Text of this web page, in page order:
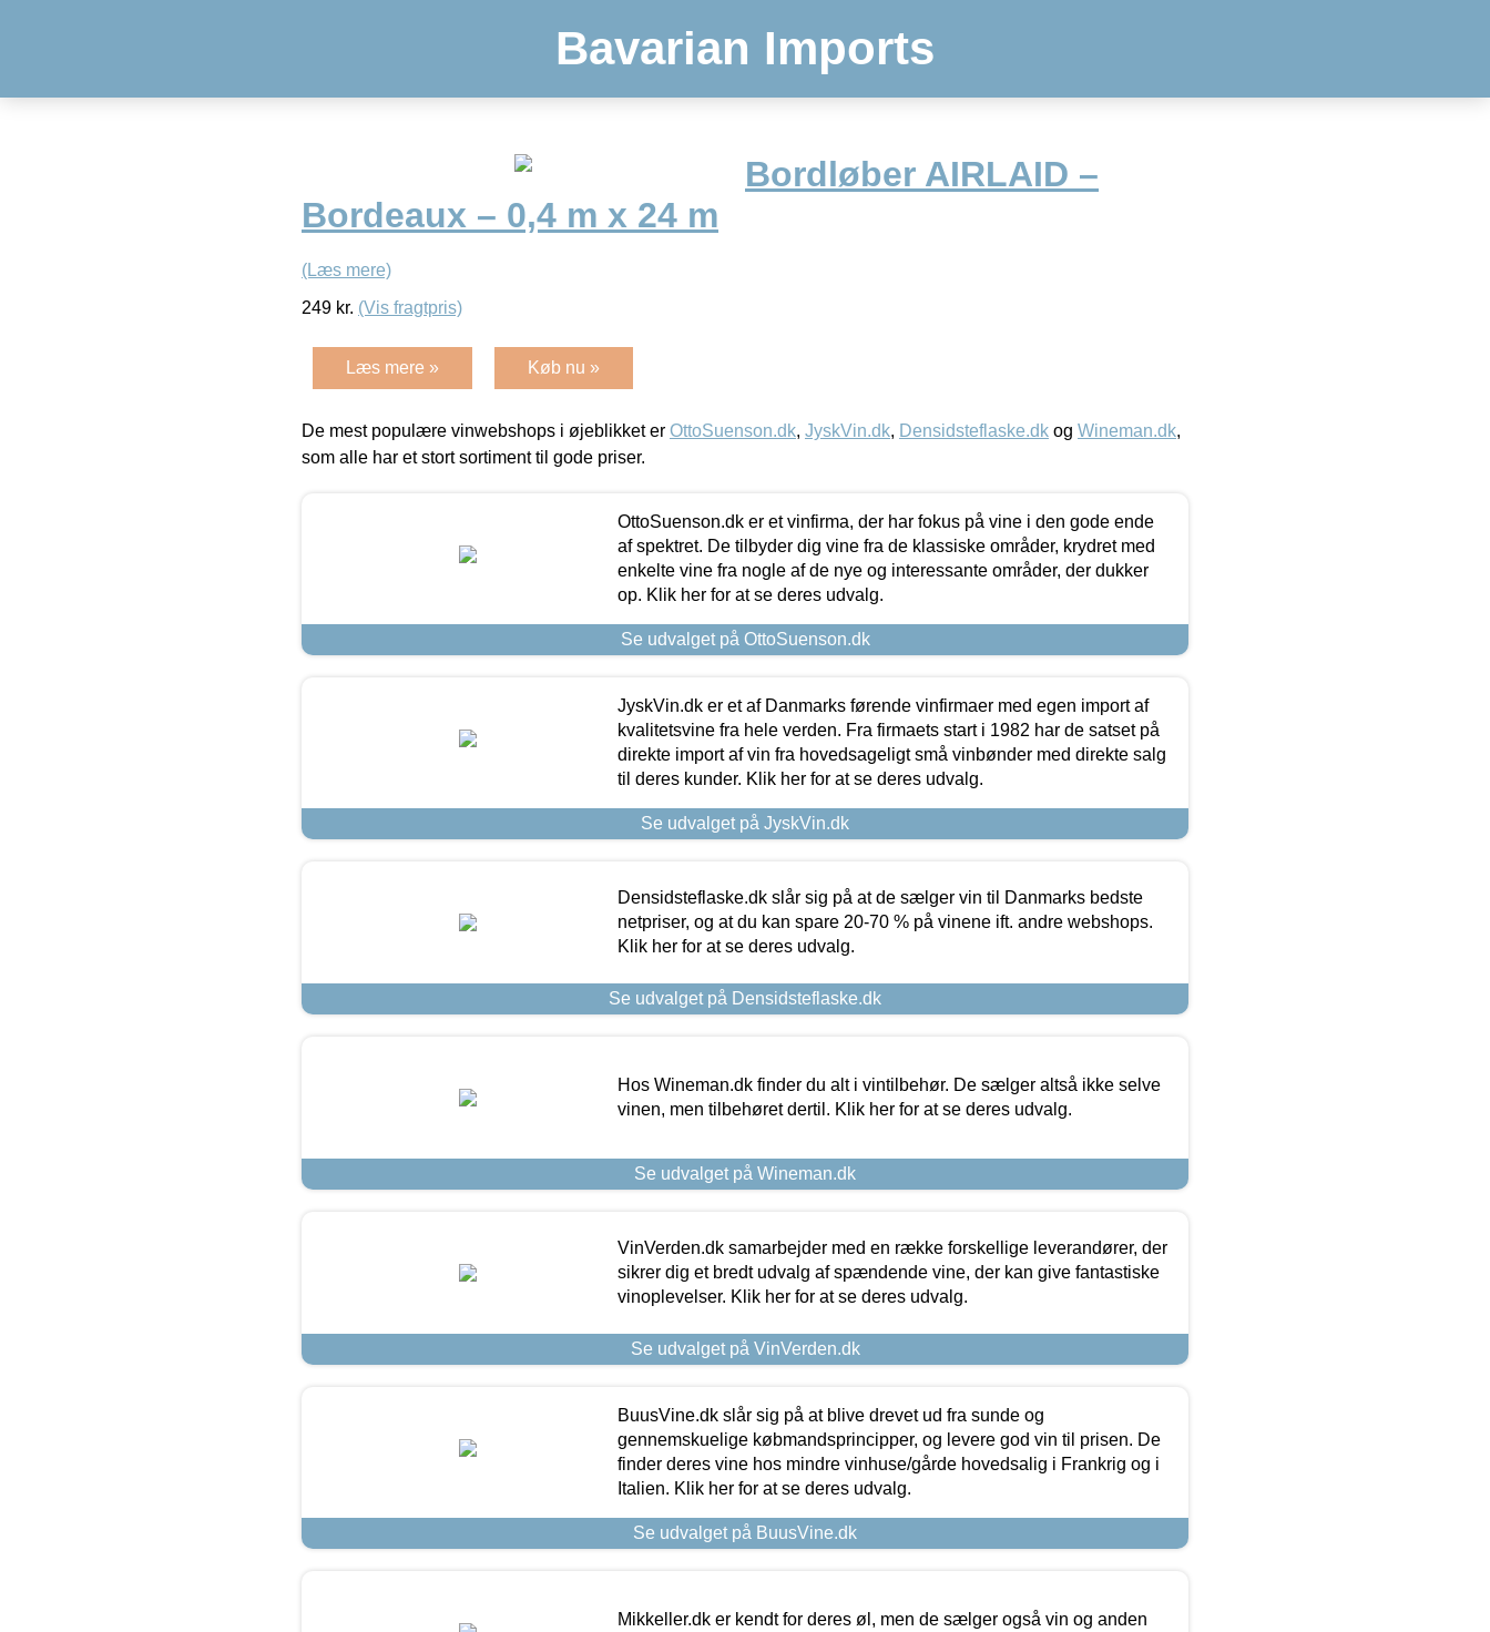
Bavarian Imports
Bordløber AIRLAID –
Bordeaux – 0,4 m x 24 m
(Læs mere)
249 kr. (Vis fragtpris)
Læs mere » Køb nu »
De mest populære vinwebshops i øjeblikket er OttoSuenson.dk, JyskVin.dk, Densidsteflaske.dk og Wineman.dk,
som alle har et stort sortiment til gode priser.
OttoSuenson.dk er et vinfirma, der har fokus på vine i den gode ende
af spektret. De tilbyder dig vine fra de klassiske områder, krydret med
enkelte vine fra nogle af de nye og interessante områder, der dukker
op. Klik her for at se deres udvalg.
Se udvalget på OttoSuenson.dk
JyskVin.dk er et af Danmarks førende vinfirmaer med egen import af
kvalitetsvine fra hele verden. Fra firmaets start i 1982 har de satset på
direkte import af vin fra hovedsageligt små vinbønder med direkte salg
til deres kunder. Klik her for at se deres udvalg.
Se udvalget på JyskVin.dk
Densidsteflaske.dk slår sig på at de sælger vin til Danmarks bedste
netpriser, og at du kan spare 20-70 % på vinene ift. andre webshops.
Klik her for at se deres udvalg.
Se udvalget på Densidsteflaske.dk
Hos Wineman.dk finder du alt i vintilbehør. De sælger altså ikke selve
vinen, men tilbehøret dertil. Klik her for at se deres udvalg.
Se udvalget på Wineman.dk
VinVerden.dk samarbejder med en række forskellige leverandører, der
sikrer dig et bredt udvalg af spændende vine, der kan give fantastiske
vinoplevelser. Klik her for at se deres udvalg.
Se udvalget på VinVerden.dk
BuusVine.dk slår sig på at blive drevet ud fra sunde og
gennemskuelige købmandsprincipper, og levere god vin til prisen. De
finder deres vine hos mindre vinhuse/gårde hovedsalig i Frankrig og i
Italien. Klik her for at se deres udvalg.
Se udvalget på BuusVine.dk
Mikkeller.dk er kendt for deres øl, men de sælger også vin og anden